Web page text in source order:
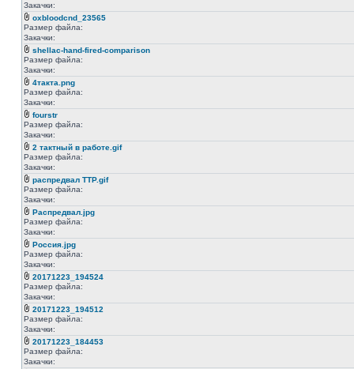
Закачки:
oxbloodcnd_23565
Размер файла:
Закачки:
shellac-hand-fired-comparison
Размер файла:
Закачки:
4такта.png
Размер файла:
Закачки:
fourstr
Размер файла:
Закачки:
2 тактный в работе.gif
Размер файла:
Закачки:
распредвал ТТР.gif
Размер файла:
Закачки:
Распредвал.jpg
Размер файла:
Закачки:
Россия.jpg
Размер файла:
Закачки:
20171223_194524
Размер файла:
Закачки:
20171223_194512
Размер файла:
Закачки:
20171223_184453
Размер файла:
Закачки: